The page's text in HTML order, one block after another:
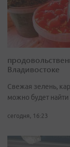
Владивостоке
Свежая зелень,
можно будет
сегодня, 16:23